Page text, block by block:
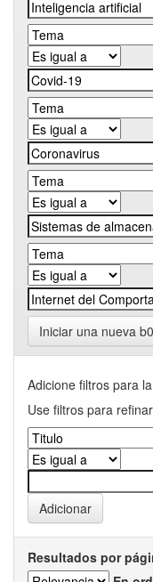
Iniciar una nueva
Adicione filtros para
Use filtros para
Resultados por